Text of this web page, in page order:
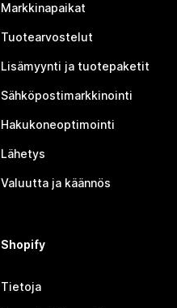
Markkinapaikat
Tuotearvostelut
Lisämyynti ja tuotepaketit
Sähköpostimarkkinointi
Hakukoneoptimointi
Lähetys
Valuutta ja käännös
Shopify
Tietoja